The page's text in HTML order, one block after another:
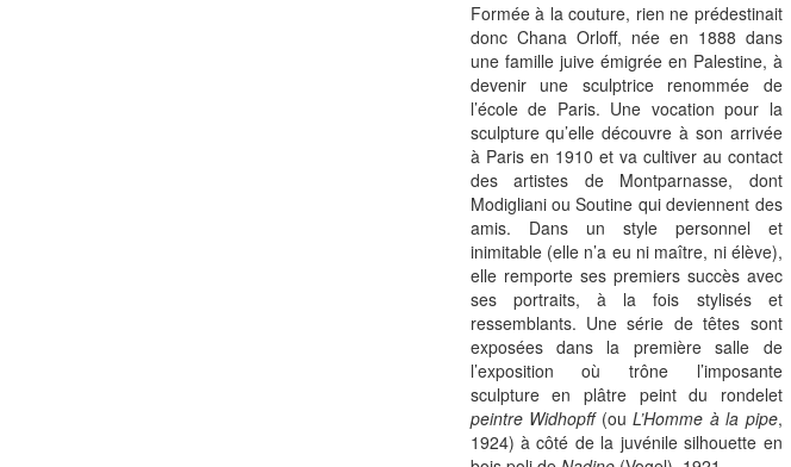
Formée à la couture, rien ne prédestinait
donc Chana Orloff, née en 1888 dans
une famille juive émigrée en Palestine, à
devenir une sculptrice renommée de
l’école de Paris. Une vocation pour la
sculpture qu’elle découvre à son arrivée
à Paris en 1910 et va cultiver au contact
des artistes de Montparnasse, dont
Modigliani ou Soutine qui deviennent des
amis. Dans un style personnel et
inimitable (elle n’a eu ni maître, ni élève),
elle remporte ses premiers succès avec
ses portraits, à la fois stylisés et
ressemblants. Une série de têtes sont
exposées dans la première salle de
l’exposition où trône l’imposante
sculpture en plâtre peint du rondelet
peintre Widhopff(ouL’Homme à la pipe,
1924) à côté de la juvénile silhouette en